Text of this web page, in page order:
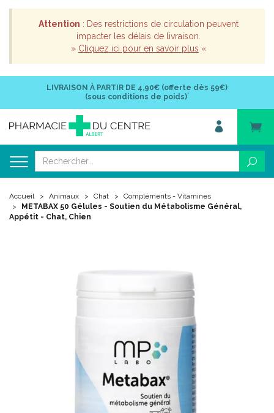
Attention : Des restrictions de circulation peuvent
impacter les délais de livraison.
» Cliquez ici pour en savoir plus «
LIVRAISON À PARTIR DE 4,90€ (offerte dès 59€)
(sous conditions de poids)*
Accueil Animaux Chat
Compléments - Vitamines
METABAX 50 Gélules - Soutien du Métabolisme Général,
Appétit - Chat, Chien